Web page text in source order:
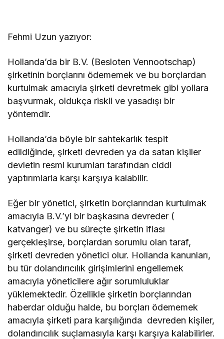
Fehmi Uzun yazıyor:
Hollanda’da bir B.V. (Besloten Vennootschap)
şirketinin borçlarını ödememek ve bu borçlardan
kurtulmak amacıyla şirketi devretmek gibi yollara
başvurmak, oldukça riskli ve yasadışı bir
yöntemdir.
Hollanda’da böyle bir sahtekarlık tespit
edildiğinde, şirketi devreden ya da satan kişiler
devletin resmi kurumları tarafından ciddi
yaptırımlarla karşı karşıya kalabilir.
Eğer bir yönetici, şirketin borçlarından kurtulmak
amacıyla B.V.’yi bir başkasına devreder (
katvanger) ve bu süreçte şirketin iflası
gerçekleşirse, borçlardan sorumlu olan taraf,
şirketi devreden yönetici olur. Hollanda kanunları,
bu tür dolandırıcılık girişimlerini engellemek
amacıyla yöneticilere ağır sorumluluklar
yüklemektedir. Özellikle şirketin borçlarından
haberdar olduğu halde, bu borçları ödememek
amacıyla şirketi para karşılığında devreden kişiler,
dolandırıcılık suçlamasıyla karşı karşıya kalabilirler.